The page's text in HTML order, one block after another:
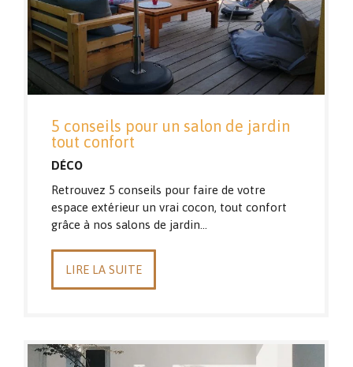
5 conseils pour un salon de jardin
tout confort
DÉCO
Retrouvez 5 conseils pour faire de votre
espace extérieur un vrai cocon, tout confort
grâce à nos salons de jardin…
LIRE LA SUITE